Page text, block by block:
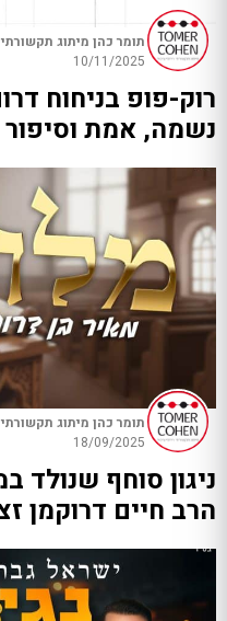
תומר כהן מיתוג תקשורתי
10/11/2025
רוק-פופ בניחוח
נשמה, אמת וסיפור
תומר כהן מיתוג תקשורתי
18/09/2025
ניגון סוחף שנולד
הרב חיים דרוקמן